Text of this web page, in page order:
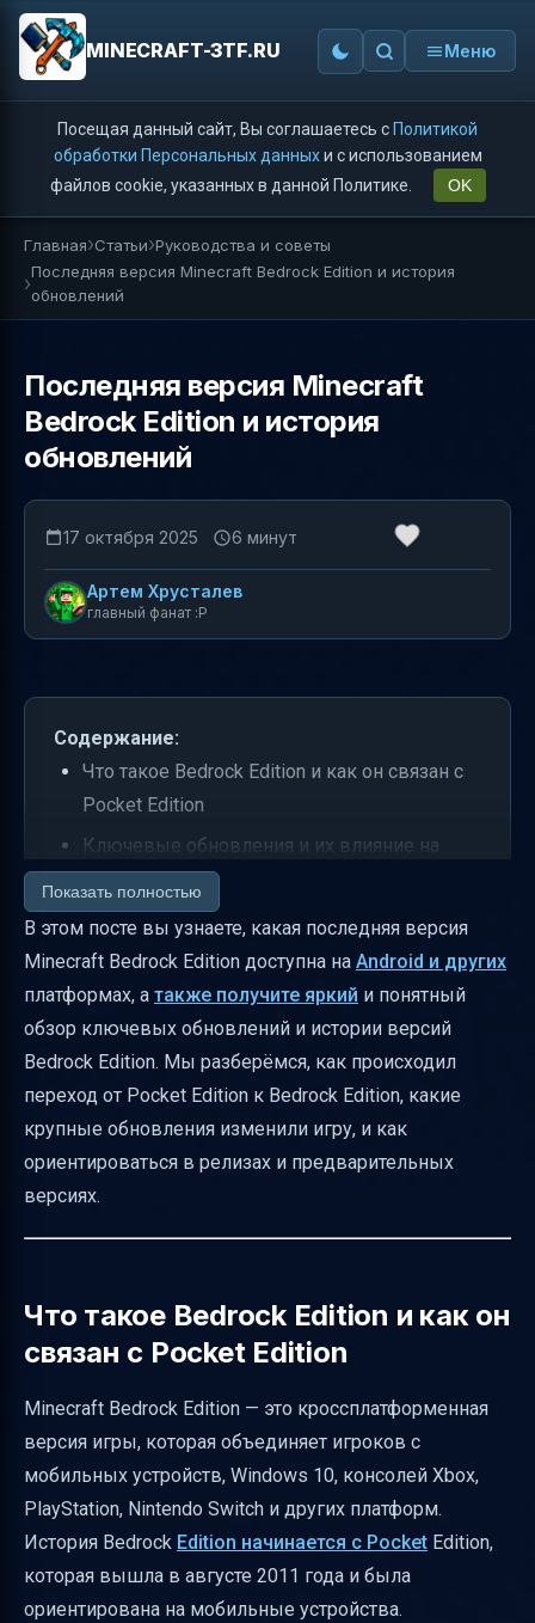
MINECRAFT-3TF.RU Меню
Посещая данный сайт, Вы соглашаетесь с Политикой
обработки Персональных данныхи с использованием
файлов cookie, указанных в данной Политике.
OK
Главная Статьи Руководства и советы
Последняя версия Minecraft Bedrock Edition и история
обновлений
Последняя версия Minecraft
Bedrock Edition и история
обновлений
17 октября 2025 6 минут
Артем Хрусталев
главный фанат :P
Содержание:
Что такое Bedrock Edition и как он связан с
Pocket Edition
Ключевые обновления и их влияние на
игру
Таблица последних версий Minecraft
Bedrock Edition
Как читать таблицы версий и что означают
«Preview» и «Full Release»
Платформы и поддержка
Влияние обновлений на игровой опыт
Итог: какая последняя версия Minecraft
версий
Полезные ссылки
Показать полностью
В этом посте вы узнаете, какая последняя версия
Minecraft Bedrock Edition доступна на Android и других
платформах, а также получите яркий и понятный
обзор ключевых обновлений и истории версий
Bedrock Edition. Мы разберёмся, как происходил
переход от Pocket Edition к Bedrock Edition, какие
крупные обновления изменили игру, и как
ориентироваться в релизах и предварительных
версиях.
Что такое Bedrock Edition и как он
связан с Pocket Edition
Minecraft Bedrock Edition — это кроссплатформенная
версия игры, которая объединяет игроков с
мобильных устройств, Windows 10, консолей Xbox,
PlayStation, Nintendo Switch и других платформ.
История Bedrock Edition начинается с Pocket Edition,
которая вышла в августе 2011 года и была
ориентирована на мобильные устройства.